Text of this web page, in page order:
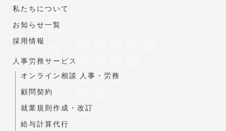
私たちについて
お知らせ一覧
採用情報
人事労務サービス
オンライン相談 人事・労務
顧問契約
就業規則作成・改訂
給与計算代行